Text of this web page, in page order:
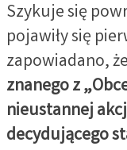
Szykuje się
pojawiły się
zapowiadano,
znanego z
nieustannej
decydującego